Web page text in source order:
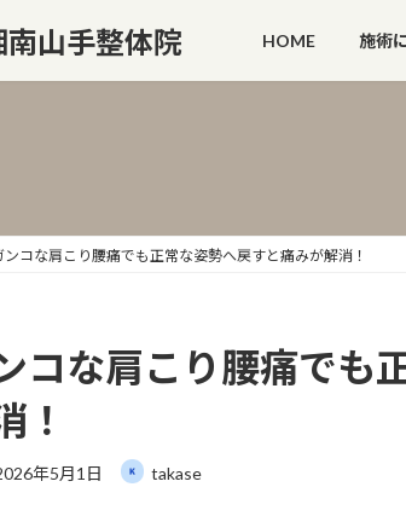
山手整体院 HOME 施術
ンコな肩こり腰痛でも正常な姿勢へ戻すと痛みが解消！
コな肩こり腰痛でも
！
年5月1日 takase